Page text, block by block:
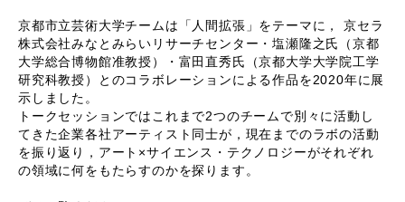
京都市立芸術大学チームは「人間拡張」をテーマに， 京セラ
株式会社みなとみらいリサーチセンター・塩瀬隆之氏（京都
大学総合博物館准教授）・富田直秀氏（京都大学大学院工学
研究科教授）とのコラボレーションによる作品を2020年に展
示しました。
トークセッションではこれまで2つのチームで別々に活動し
てきた企業各社アーティスト同士が，現在までのラボの活動
を振り返り，アート×サイエンス・テクノロジーがそれぞれ
の領域に何をもたらすのかを探ります。